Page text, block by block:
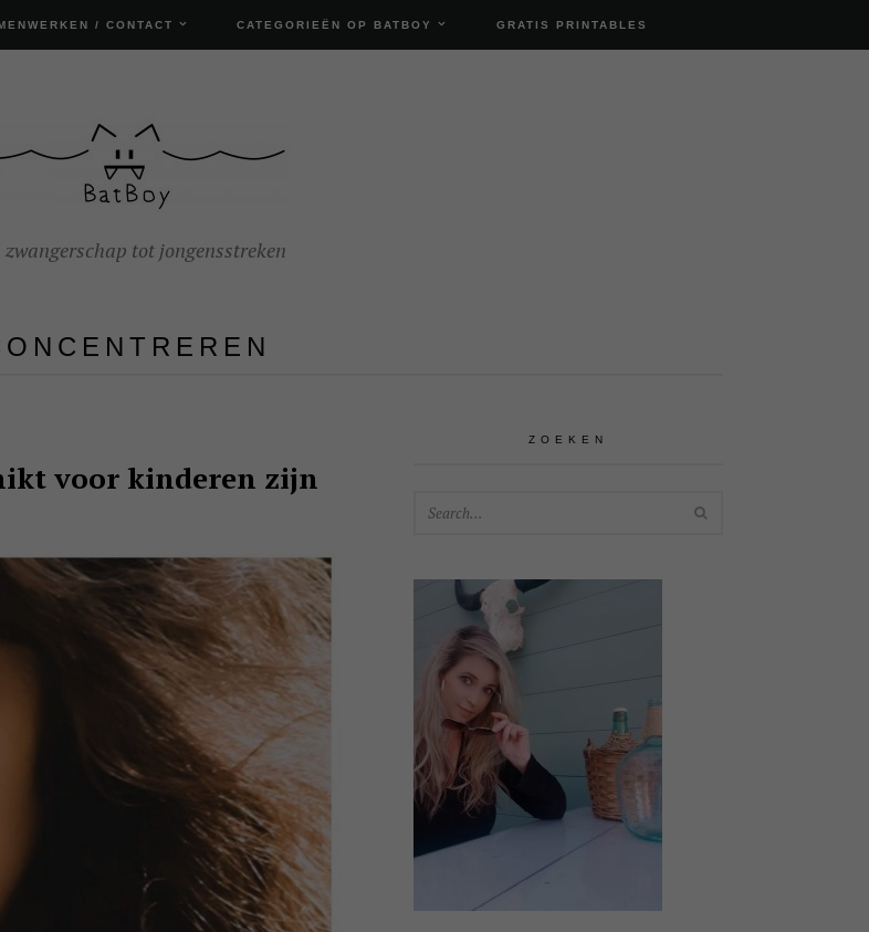
/ CONTACT CATEGORIEËN OP BATBOY GRATIS PRINTABLES
zwangerschap tot jongensstreken
voor kinderen zijn
ZOEKEN